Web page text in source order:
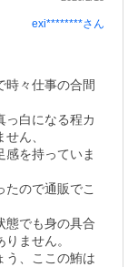
exi********さん
時々仕事の合間
っ白になる程カ
ん、
感を持っていま
ので通販でこ
態でも身の具合
ません。
う、ここの鮪は